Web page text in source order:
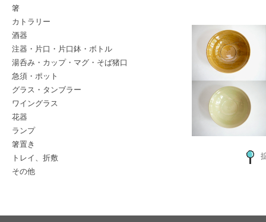
箸
カトラリー
酒器
注器・片口・片口鉢・ボトル
湯呑み・カップ・マグ・そば猪口
急須・ポット
グラス・タンブラー
ワイングラス
花器
ランプ
箸置き
トレイ、折敷
その他